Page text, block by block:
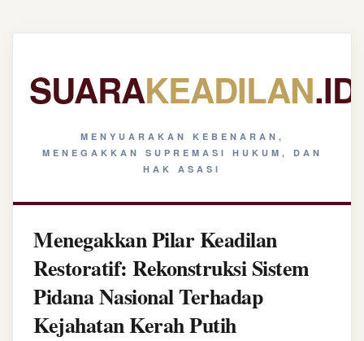
SUARAKEADILAN.ID
MENYUARAKAN KEBENARAN,
MENEGAKKAN SUPREMASI HUKUM, DAN
HAK ASASI
Menegakkan Pilar Keadilan
Restoratif: Rekonstruksi Sistem
Pidana Nasional Terhadap
Kejahatan Kerah Putih